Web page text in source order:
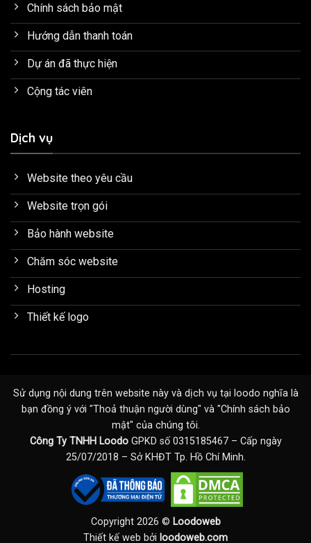
Chính sách bảo mật
Hướng dẫn thanh toán
Dự án đã thực hiện
Cộng tác viên
Dịch vụ
Website theo yêu cầu
Website trọn gói
Bảo hành website
Chăm sóc website
Hosting
Thiết kế logo
Sử dụng nội dung trên website này và dịch vụ tại loodo nghĩa là
bạn đồng ý với "Thoả thuận người dùng" và "Chính sách bảo
mật" của chúng tôi.
Công Ty TNHH LoodoGPKD số 0315185467 – Cấp ngày
25/07/2018 – Sở KHĐT Tp. Hồ Chí Minh.
Copyright 2026 © Loodoweb
Thiết kế web bởi loodoweb.com